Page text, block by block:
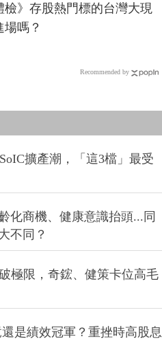
檢》存股熱門標的台灣大現
場嗎？
Recommended by
擴產潮，「這3檔」最受
化商機、健康意識抬頭...同
不同？
極限，奇鋐、健策卡位高毛
是績效冠軍？重挫時高股息